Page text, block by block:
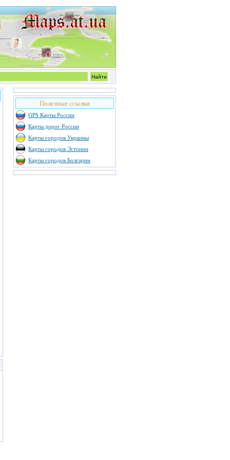
Полезные ссылки
GPS Карты России
Карты дорог России
Карты городов Украины
Карты городов Эстонии
Карты городов Болгарии